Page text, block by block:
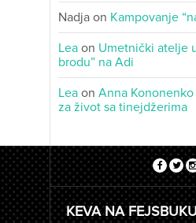
Nadja on Kampovanje
Lea on Umetnički atelje
brodu” na Adi
Lea on Anna
za život sa tinejdžerima
KEVA NA